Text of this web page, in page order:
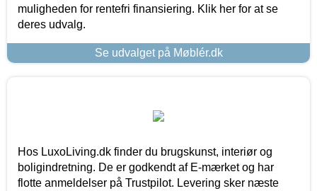
muligheden for rentefri finansiering. Klik her for at se
deres udvalg.
Se udvalget på Møblér.dk
Hos LuxoLiving.dk finder du brugskunst, interiør og
boligindretning. De er godkendt af E-mærket og har
flotte anmeldelser på Trustpilot. Levering sker næste